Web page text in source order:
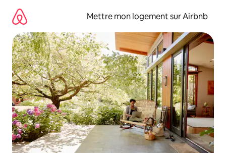
directement
contenu
Mettre mon logement sur Airbnb